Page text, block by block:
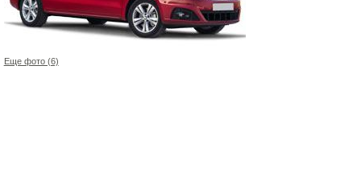
Еще фото (6)